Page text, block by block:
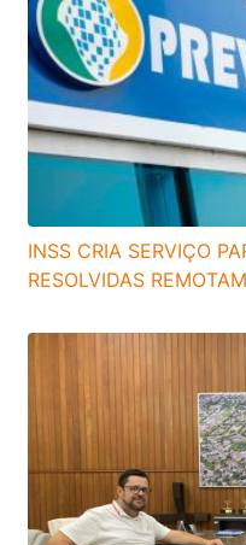
INSS CRIA SERVIÇO
RESOLVIDAS